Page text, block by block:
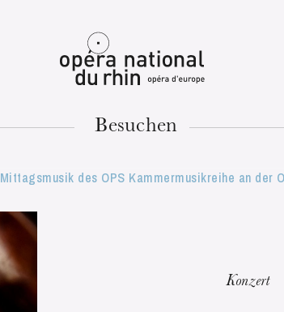
Mulhouse
Besuchen
Mittagsmusik des OPS Kammermusikreihe an der
Konzert